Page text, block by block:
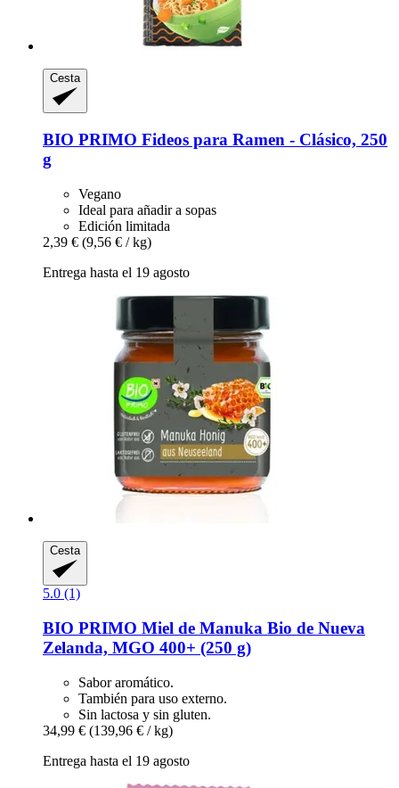
Cesta
BIO PRIMO Fideos para Ramen -​ Clásico, 250
g
Vegano
Ideal para añadir a sopas
Edición limitada
2,39 € (9,56 € / kg)
Entrega hasta el 19 agosto
Cesta
5.0 (1)
BIO PRIMO Miel de Manuka Bio de Nueva
Zelanda, MGO 400+ (250 g)
Sabor aromático.
También para uso externo.
Sin lactosa y sin gluten.
34,99 € (139,96 € / kg)
Entrega hasta el 19 agosto